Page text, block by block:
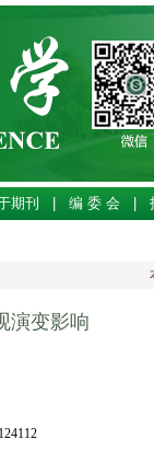
期刊 编 委 会
演变影响